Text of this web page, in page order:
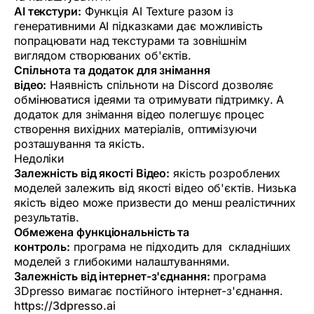
AI текстури: Функція AI Texture разом із
генеративними AI підказками дає можливість
попрацювати над текстурами та зовнішнім
виглядом створюваних об'єктів.
Спільнота та додаток для знімання
відео: Наявність спільноти на Discord дозволяє
обмінюватися ідеями та отримувати підтримку. А
додаток для знімання відео полегшує процес
створення вихідних матеріалів, оптимізуючи
розташування та якість.
Недоліки
Залежність від якості Відео: якість розроблених
моделей залежить від якості відео об'єктів. Низька
якість відео може призвести до менш реалістичних
результатів.
Обмежена функціональність та
контроль: програма не підходить для складніших
моделей з глибокими налаштуваннями.
Залежність від інтернет-з'єднання: програма
3Dpresso вимагає постійного інтернет-з'єднання.
https://3dpresso.ai